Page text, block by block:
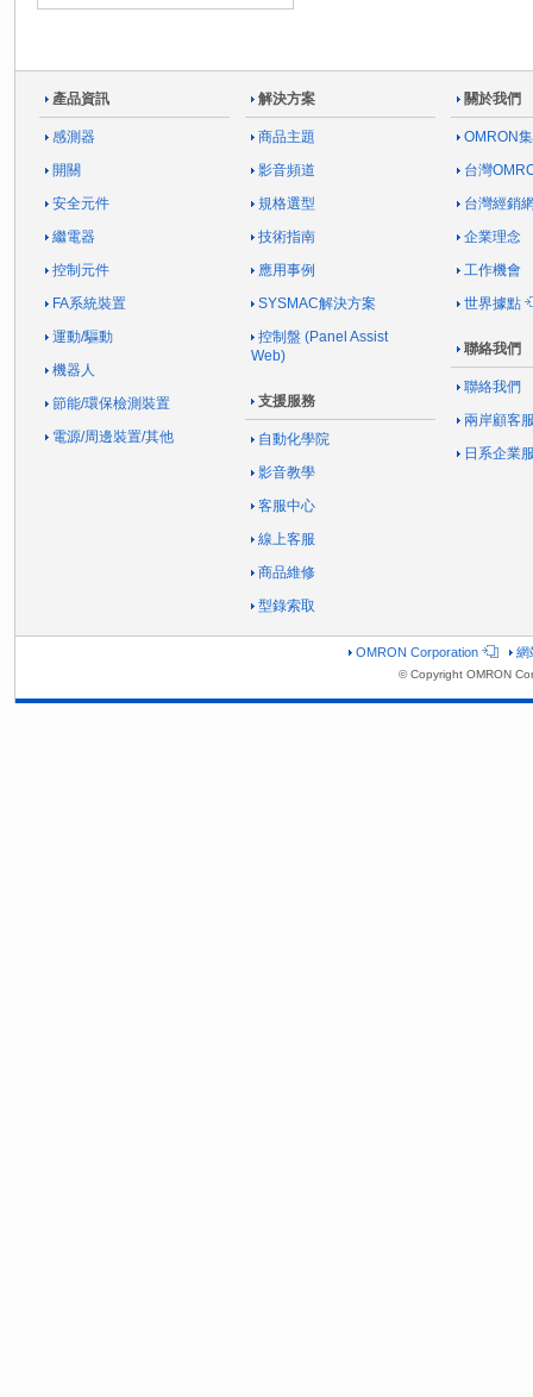
產品資訊
感測器
開關
安全元件
繼電器
控制元件
FA系統裝置
運動/驅動
機器人
節能/環保檢測裝置
電源/周邊裝置/其他
解決方案
商品主題
影音頻道
規格選型
技術指南
應用事例
SYSMAC解決方案
控制盤 (Panel Assist
Web)
支援服務
自動化學院
影音教學
客服中心
線上客服
商品維修
型錄索取
關於我們
OMRON
台灣
台灣經銷
企業理念
工作機會
世界據點
聯絡我們
聯絡我們
兩岸顧客
日系企業
OMRON Corporation 網
© Copyright OMRON